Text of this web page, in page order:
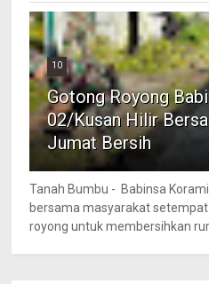
10
Gotong Royong
02/Kusan Hilir
Jumat Bersih
Tanah Bumbu - Babinsa
bersama masyarakat
royong untuk membersihkan